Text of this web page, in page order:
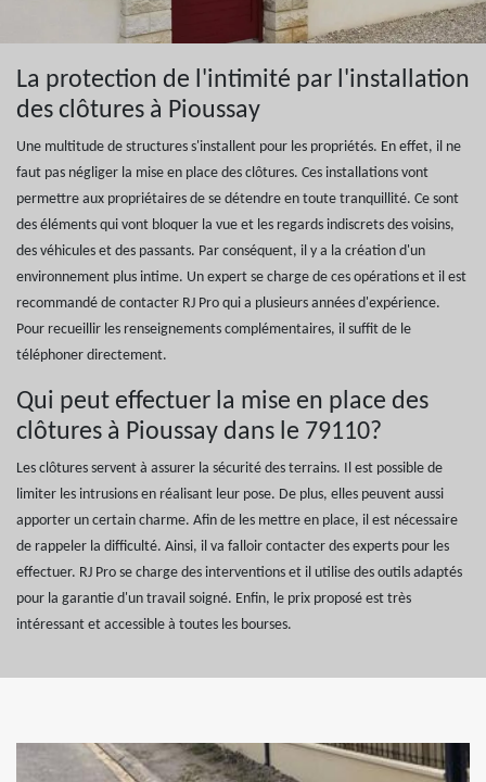
La protection de l'intimité par l'installation
des clôtures à Pioussay
Une multitude de structures s'installent pour les propriétés. En effet, il ne
faut pas négliger la mise en place des clôtures. Ces installations vont
permettre aux propriétaires de se détendre en toute tranquillité. Ce sont
des éléments qui vont bloquer la vue et les regards indiscrets des voisins,
des véhicules et des passants. Par conséquent, il y a la création d'un
environnement plus intime. Un expert se charge de ces opérations et il est
recommandé de contacter RJ Pro qui a plusieurs années d'expérience.
Pour recueillir les renseignements complémentaires, il suffit de le
téléphoner directement.
Qui peut effectuer la mise en place des
clôtures à Pioussay dans le 79110?
Les clôtures servent à assurer la sécurité des terrains. Il est possible de
limiter les intrusions en réalisant leur pose. De plus, elles peuvent aussi
apporter un certain charme. Afin de les mettre en place, il est nécessaire
de rappeler la difficulté. Ainsi, il va falloir contacter des experts pour les
effectuer. RJ Pro se charge des interventions et il utilise des outils adaptés
pour la garantie d'un travail soigné. Enfin, le prix proposé est très
intéressant et accessible à toutes les bourses.